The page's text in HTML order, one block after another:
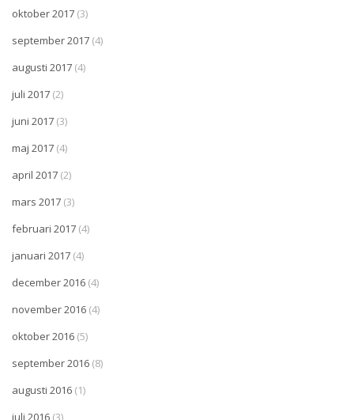
oktober 2017 (3)
september 2017 (4)
augusti 2017 (4)
juli 2017 (2)
juni 2017 (3)
maj 2017 (4)
april 2017 (2)
mars 2017 (3)
februari 2017 (4)
januari 2017 (4)
december 2016 (4)
november 2016 (4)
oktober 2016 (5)
september 2016 (8)
augusti 2016 (1)
juli 2016 (3)